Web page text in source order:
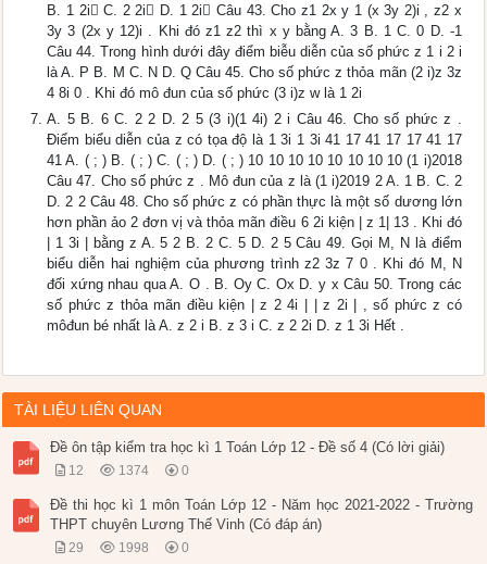
B. 1 2i C. 2 2i D. 1 2i Câu 43. Cho z1 2x y 1 (x 3y 2)i , z2 x
3y 3 (2x y 12)i . Khi đó z1 z2 thì x y bằng A. 3 B. 1 C. 0 D. -1
Câu 44. Trong hình dưới đây điểm biễu diễn của số phức z 1 i 2 i
là A. P B. M C. N D. Q Câu 45. Cho số phức z thỏa mãn (2 i)z 3z
4 8i 0 . Khi đó mô đun của số phức (3 i)z w là 1 2i
A. 5 B. 6 C. 2 2 D. 2 5 (3 i)(1 4i) 2 i Câu 46. Cho số phức z .
Điểm biểu diễn của z có tọa độ là 1 3i 1 3i 41 17 41 17 17 41 17
41 A. ( ; ) B. ( ; ) C. ( ; ) D. ( ; ) 10 10 10 10 10 10 10 10 (1 i)2018
Câu 47. Cho số phức z . Mô đun của z là (1 i)2019 2 A. 1 B. C. 2
D. 2 2 Câu 48. Cho số phức z có phần thực là một số dương lớn
hơn phần ảo 2 đơn vị và thỏa mãn điều 6 2i kiện | z 1| 13 . Khi đó
| 1 3i | bằng z A. 5 2 B. 2 C. 5 D. 2 5 Câu 49. Gọi M, N là điểm
biểu diễn hai nghiệm của phương trình z2 3z 7 0 . Khi đó M, N
đối xứng nhau qua A. O . B. Oy C. Ox D. y x Câu 50. Trong các
số phức z thỏa mãn điều kiện | z 2 4i | | z 2i | , số phức z có
môđun bé nhất là A. z 2 i B. z 3 i C. z 2 2i D. z 1 3i Hết .
TÀI LIỆU LIÊN QUAN
Đề ôn tập kiểm tra học kì 1 Toán Lớp 12 - Đề số 4 (Có lời giải)
12 1374 0
Đề thi học kì 1 môn Toán Lớp 12 - Năm học 2021-2022 - Trường
THPT chuyên Lương Thế Vinh (Có đáp án)
29 1998 0